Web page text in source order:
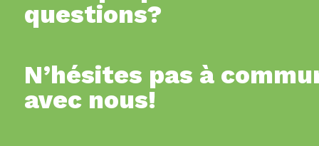
questions?
N’hésites pas à
avec nous!